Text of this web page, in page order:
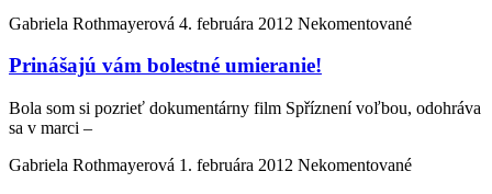
Gabriela Rothmayerová 4. februára 2012 Nekomentované
Prinášajú vám bolestné umieranie!
Bola som si pozrieť dokumentárny film Spříznení voľbou, odohráva
sa v marci –
Gabriela Rothmayerová 1. februára 2012 Nekomentované